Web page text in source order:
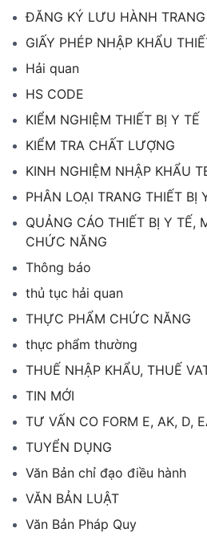
ĐĂNG KÝ LƯU HÀNH
GIẤY PHÉP NHẬP KHẨU
Hải quan
HS CODE
KIỂM NGHIỆM THIẾT BỊ Y TẾ
KIỂM TRA CHẤT LƯỢNG
KINH NGHIỆM NHẬP KHẨU
PHÂN LOẠI TRANG THIẾT BỊ
QUẢNG CÁO THIẾT BỊ Y TẾ,
CHỨC NĂNG
Thông báo
thủ tục hải quan
THỰC PHẨM CHỨC NĂNG
thực phẩm thường
THUẾ NHẬP KHẨU, THUẾ
TIN MỚI
TƯ VẤN CO FORM E, AK, D,
TUYỂN DỤNG
Văn Bản chỉ đạo điều hành
VĂN BẢN LUẬT
Văn Bản Pháp Quy